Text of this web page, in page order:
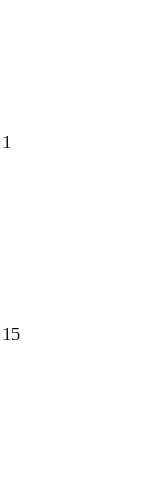
1
15